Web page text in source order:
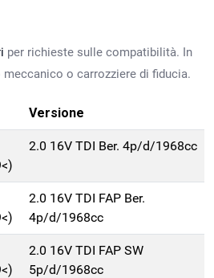
per richieste sulle compatibilità. In
o carrozziere di fiducia.
Versione
2.0 16V TDI Ber. 4p/d/1968cc
2.0 16V TDI FAP Ber.
4p/d/1968cc
2.0 16V TDI FAP SW
5p/d/1968cc